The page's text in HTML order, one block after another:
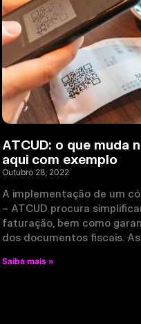
ATCUD: o que muda
aqui com exemplo
Outubro 28, 2022
A implementação de um
– ATCUD procura
faturação, bem como
dos documentos fiscais.
Saiba mais »